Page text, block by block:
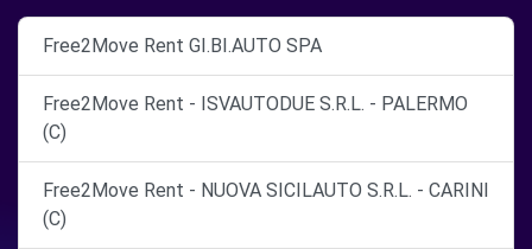
Free2Move Rent GI.BI.AUTO SPA
Free2Move Rent - ISVAUTODUE S.R.L. - PALERMO
(C)
Free2Move Rent - NUOVA SICILAUTO S.R.L. - CARINI
(C)